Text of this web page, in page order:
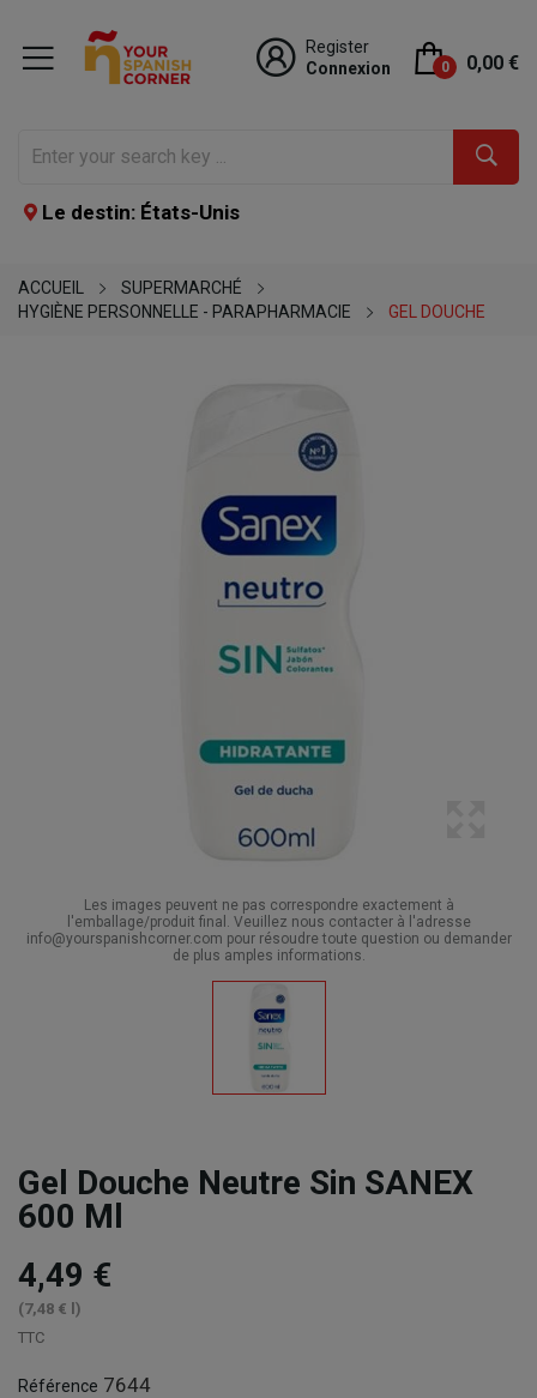
Register
Connexion
0 0,00 €
Le destin: États-Unis
ACCUEIL
SUPERMARCHÉ
HYGIÈNE PERSONNELLE - PARAPHARMACIE
GEL DOUCHE
Les images peuvent ne pas correspondre exactement à
l'emballage/produit final. Veuillez nous contacter à l'adresse
info@yourspanishcorner.com pour résoudre toute question ou demander
de plus amples informations.
Gel Douche Neutre Sin SANEX
600 Ml
4,49 €
(7,48 € l)
TTC
Référence 7644